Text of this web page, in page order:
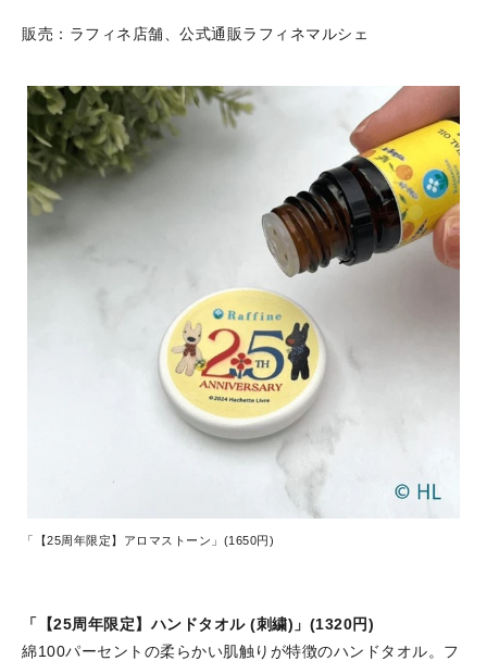
販売：ラフィネ店舗、公式通販ラフィネマルシェ
「【25周年限定】アロマストーン」(1650円)
「【25周年限定】ハンドタオル (刺繍)」(1320円)
綿100パーセントの柔らかい肌触りが特徴のハンドタオル。フ